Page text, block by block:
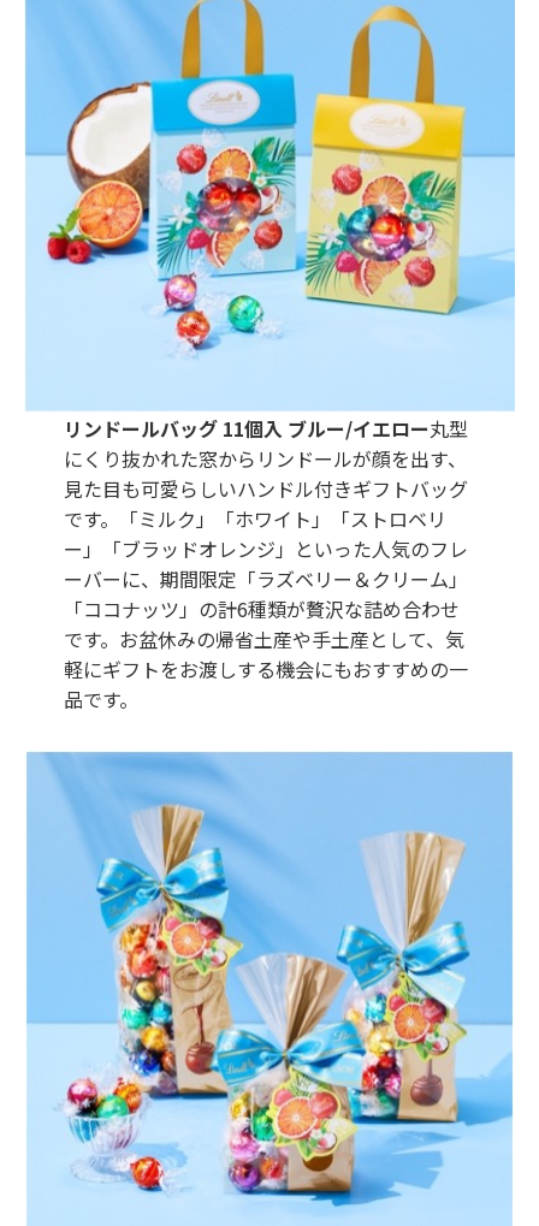
リンドールバッグ 11個入 ブルー/イエロー丸型
にくり抜かれた窓からリンドールが顔を出す、
見た目も可愛らしいハンドル付きギフトバッグ
です。「ミルク」「ホワイト」「ストロベリ
ー」「ブラッドオレンジ」といった人気のフレ
ーバーに、期間限定「ラズベリー＆クリーム」
「ココナッツ」の計6種類が贅沢な詰め合わせ
です。お盆休みの帰省土産や手土産として、気
軽にギフトをお渡しする機会にもおすすめの一
品です。